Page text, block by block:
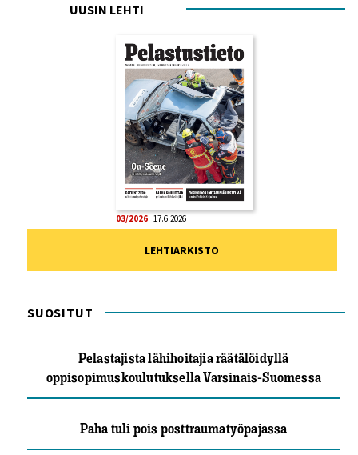
UUSIN LEHTI
03/2026 17.6.2026
LEHTIARKISTO
SUOSITUT
Pelastajista lähihoitajia räätälöidyllä
oppisopimuskoulutuksella Varsinais-Suomessa
Paha tuli pois posttraumatyöpajassa